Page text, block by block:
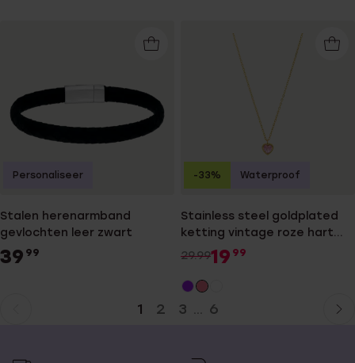
Stalen herenarmband
gevlochten leer zwart
39 99
Personaliseer
Stainless steel goldplated
ketting vintage roze hart
voor dames
29.9919 99
-33% Waterproof
1 2 3 6